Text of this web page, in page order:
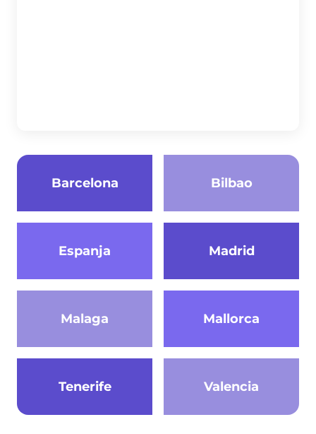
Barcelona Bilbao
Espanja Madrid
Malaga Mallorca
Tenerife Valencia